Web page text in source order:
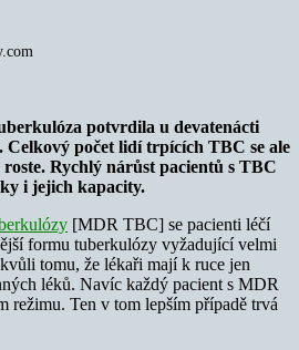
potvrdila u devatenácti
Celkový počet lidí trpících TBC se ale
roste. Rychlý nárůst pacientů s TBC
i jejich kapacity.
[MDR TBC] se pacienti léčí
formu tuberkulózy vyžadující velmi
tomu, že lékaři mají k ruce jen
léků. Navíc každý pacient s MDR
režimu. Ten v tom lepším případě trvá